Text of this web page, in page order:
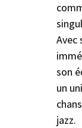
Avec
son
un
jazz.